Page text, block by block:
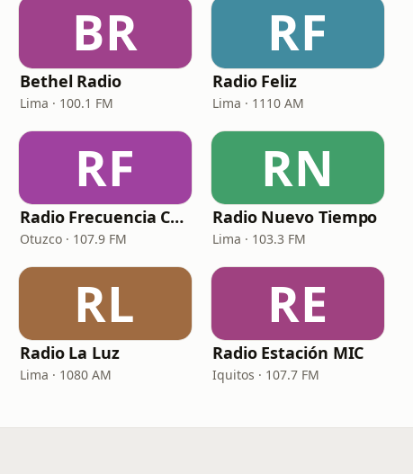
BR
Bethel Radio
Lima · 100.1 FM
RF
Radio Feliz
Lima · 1110 AM
RF
Radio Frecuencia Celestial
Otuzco · 107.9 FM
RN
Radio Nuevo Tiempo
Lima · 103.3 FM
RL
Radio La Luz
Lima · 1080 AM
RE
Radio Estación MIC
Iquitos · 107.7 FM